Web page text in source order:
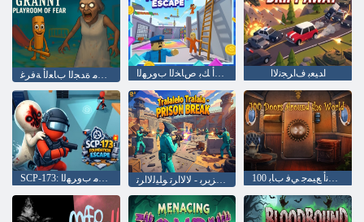
ﻲﺑﻭﺃ ﻚﺑ ﺹﺎﺨﻟﺍ ﺏﻭﺮﻬﻟﺍ ﺍﺪﻴﻌﺑ ﻑﺍﺮﺠﻧﻻ ﺍ
SCP-173: ﺔﺴﺳﺆﻤﻟﺍ ﻦﻣ ﺏﻭﺮﻬﻟﺍ ﻢﻟﺎﻌﻟﺍ ءﺎﺤﻧﺃ ﻊﻴﻤﺟ ﻲﻓ ﺏﺎﺑ 100